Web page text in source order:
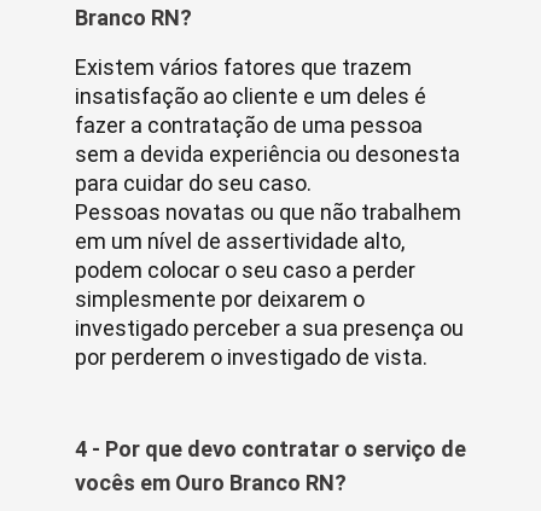
Branco RN?
Existem vários fatores que trazem
insatisfação ao cliente e um deles é
fazer a contratação de uma pessoa
sem a devida experiência ou desonesta
para cuidar do seu caso.
Pessoas novatas ou que não trabalhem
em um nível de assertividade alto,
podem colocar o seu caso a perder
simplesmente por deixarem o
investigado perceber a sua presença ou
por perderem o investigado de vista.
4 - Por que devo contratar o serviço de
vocês em Ouro Branco RN?